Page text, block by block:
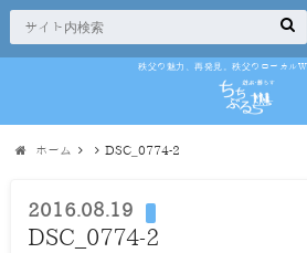
秩父の魅力、再発見。秩父のローカル
ホーム DSC_0774-2
2016.08.19
DSC_0774-2